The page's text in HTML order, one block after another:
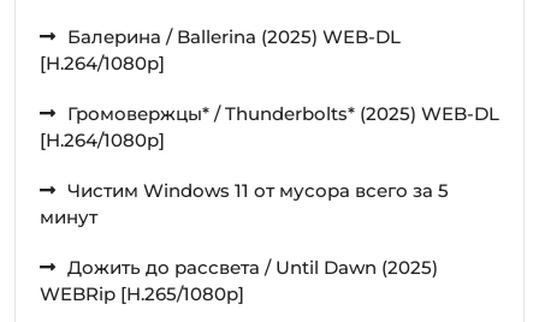
Балерина / Ballerina (2025) WEB-DL
[H.264/1080p]
Громовержцы* / Thunderbolts* (2025) WEB-DL
[H.264/1080p]
Чистим Windows 11 от мусора всего за 5
минут
Дожить до рассвета / Until Dawn (2025)
WEBRip [H.265/1080p]